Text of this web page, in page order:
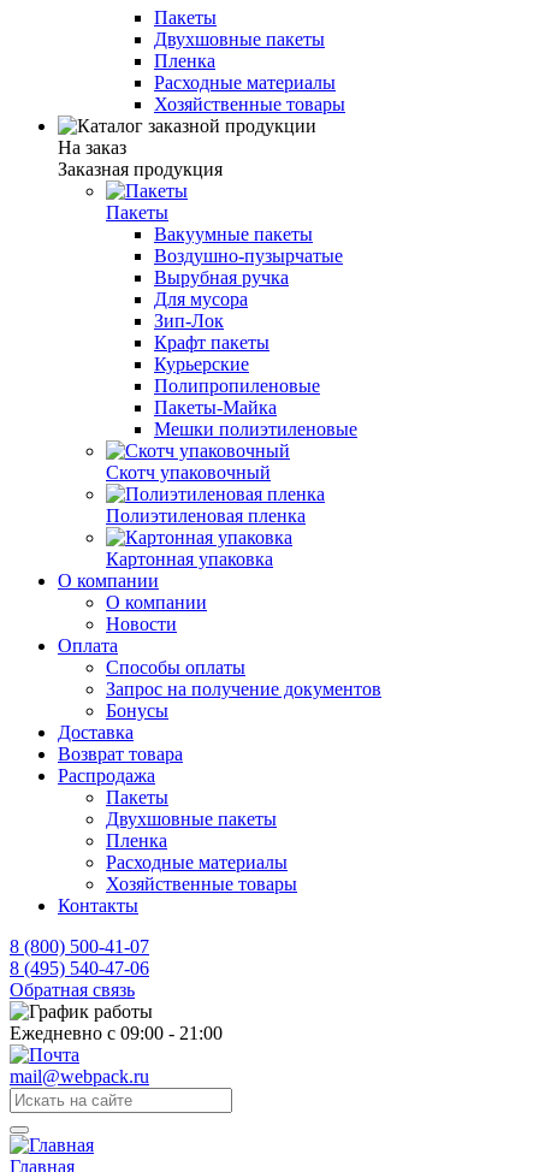
Пакеты
Двухшовные пакеты
Пленка
Расходные материалы
Хозяйственные товары
На заказ
Заказная продукция
Пакеты
Вакуумные пакеты
Воздушно-пузырчатые
Вырубная ручка
Для мусора
Зип-Лок
Крафт пакеты
Курьерские
Полипропиленовые
Пакеты-Майка
Мешки полиэтиленовые
Скотч упаковочный
Полиэтиленовая пленка
Картонная упаковка
О компании
О компании
Новости
Оплата
Способы оплаты
Запрос на получение документов
Бонусы
Доставка
Возврат товара
Распродажа
Пакеты
Двухшовные пакеты
Пленка
Расходные материалы
Хозяйственные товары
Контакты
8 (800) 500-41-07
8 (495) 540-47-06
Обратная связь
Ежедневно с 09:00 - 21:00
mail@webpack.ru
Главная